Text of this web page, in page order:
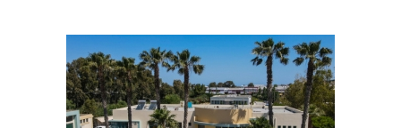
2012
2011
2010
2006